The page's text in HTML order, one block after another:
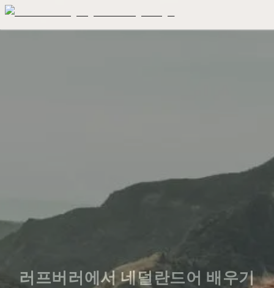
러프버러에서 네덜란드어 배우기